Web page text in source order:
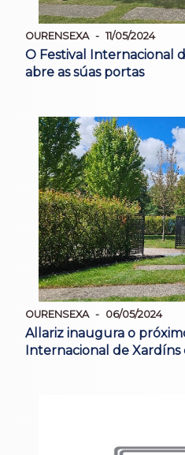
OURENSEXA 11/05/2024
O Festival Internacional
abre as súas portas
OURENSEXA 06/05/2024
Allariz inaugura o
Internacional de Xardíns